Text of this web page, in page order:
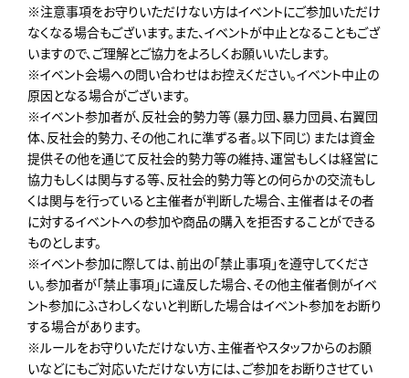
※注意事項をお守りいただけない方はイベントにご参加いただけ
なくなる場合もございます。また、イベントが中止となることもござ
いますので、ご理解とご協力をよろしくお願いいたします。
※イベント会場への問い合わせはお控えください。イベント中止の
原因となる場合がございます。
※イベント参加者が、反社会的勢力等（暴力団、暴力団員、右翼団
体、反社会的勢力、その他これに準ずる者。以下同じ）または資金
提供その他を通じて反社会的勢力等の維持、運営もしくは経営に
協力もしくは関与する等、反社会的勢力等との何らかの交流もし
くは関与を行っていると主催者が判断した場合、主催者はその者
に対するイベントへの参加や商品の購入を拒否することができる
ものとします。
※イベント参加に際しては、前出の「禁止事項」を遵守してくださ
い。参加者が「禁止事項」に違反した場合、その他主催者側がイベ
ント参加にふさわしくないと判断した場合はイベント参加をお断り
する場合があります。
※ルールをお守りいただけない方、主催者やスタッフからのお願
いなどにもご対応いただけない方には、ご参加をお断りさせてい